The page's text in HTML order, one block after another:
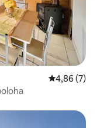
Priemerné
4,86 (7)